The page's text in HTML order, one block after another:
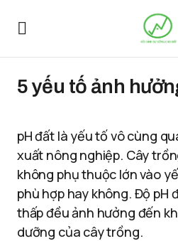
5 yếu tố ảnh
pH đất là yếu tố vô cùng
xuất nông nghiệp. Cây
không phụ thuộc lớn vào
phù hợp hay không. Độ pH
thấp đều ảnh hưởng đến
dưỡng của cây trồng.